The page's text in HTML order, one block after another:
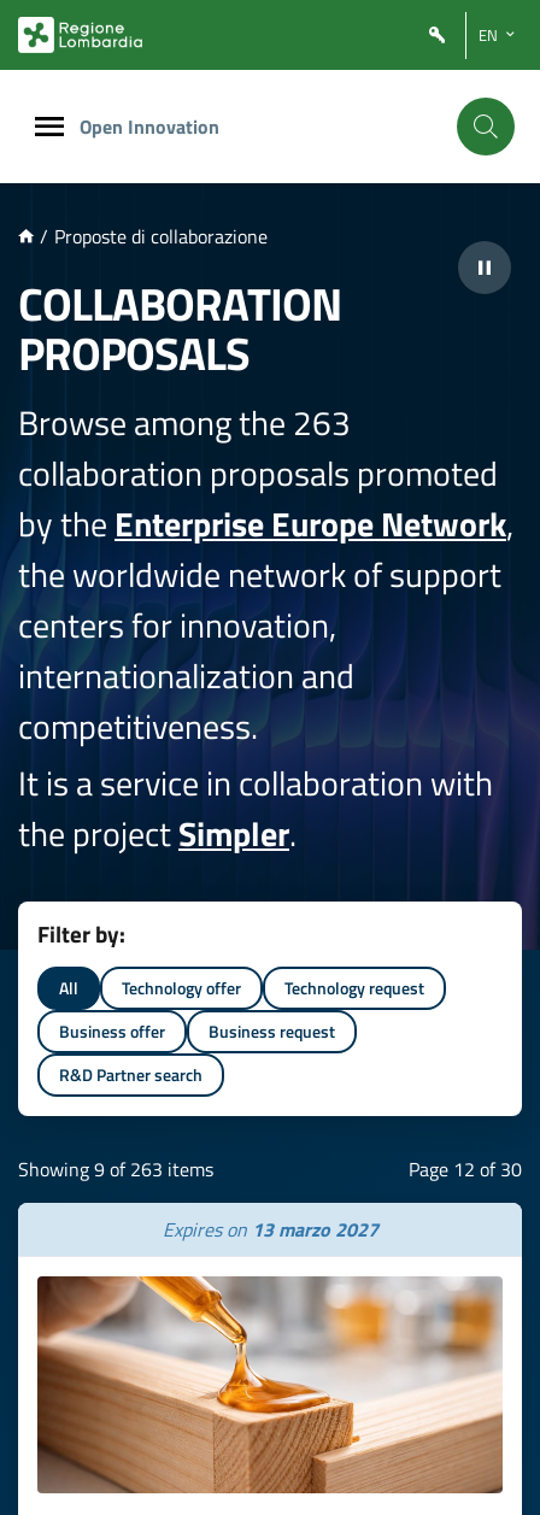
PRINCIPALE
EN
Open Innovation
/ Proposte di collaborazione
COLLABORATION
PROPOSALS
Browse among the 263
collaboration proposals promoted
by the Enterprise Europe Network,
the worldwide network of support
centers for innovation,
internationalization and
competitiveness.
It is a service in collaboration with
the projectSimpler.
Filter by:
All Technology offer
Technology request
Business offer
Business request
R&D Partner search
Showing 9 of 263 items Page 12 of 30
Expires on 13 marzo 2027